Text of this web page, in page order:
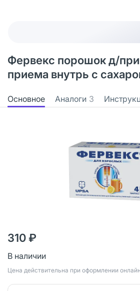
Фервекс порошок д/
приема внутрь с
Основное Аналоги 3
310 ₽
В наличии
Цена действительна при оформлении онлайн